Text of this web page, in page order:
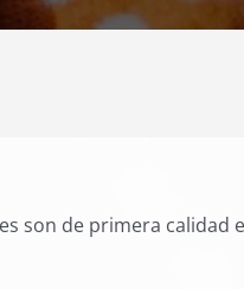
son de primera calidad